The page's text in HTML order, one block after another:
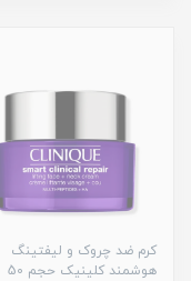
کرم ضد چروک و لیفتینگ
هوشمند کلینیک حجم 50